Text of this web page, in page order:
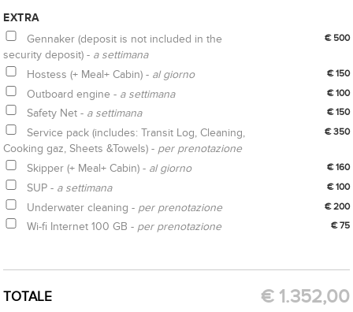
EXTRA
Gennaker (deposit is not included in the
security deposit) - a settimana
€ 500
Hostess (+ Meal+ Cabin) - al giorno € 150
Outboard engine - a settimana € 100
Safety Net - a settimana € 150
Service pack (includes: Transit Log, Cleaning,
Cooking gaz, Sheets &Towels) - per prenotazione
€ 350
Skipper (+ Meal+ Cabin) - al giorno € 160
SUP - a settimana € 100
Underwater cleaning - per prenotazione € 200
Wi-fi Internet 100 GB - per prenotazione € 75
RICHIEDI PREVENTIVO
TOTALE € 1.352,00